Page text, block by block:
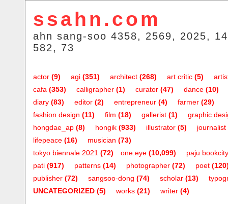
ssahn.com
ahn sang-soo 4358, 2569, 2025,
582, 73
actor (9) agi (351) architect (268) art critic (5)
cafa (353) calligrapher (1) curator (47) dance (10)
diary (83) editor (2) entrepreneur (4) farmer (29)
fashion design (11) film (18) gallerist (1)
graphic
hongdae_ap (8) hongik (933) illustrator (5) journalist
lifepeace (16) musician (73)
one.eye (10,099)
tokyo biennale 2021 (72)
paju bookcity
pati (917) patterns (14) photographer (72) poet
publisher (72) sangsoo-dong (74) scholar (13)
UNCATEGORIZED (5) works (21) writer (4)